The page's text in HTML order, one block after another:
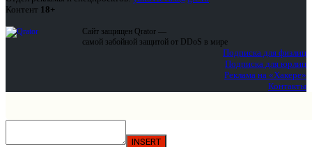
Контент 18+
Сайт защищен Qrator —
самой забойной защитой от DDoS в мире
Подписка для физлиц
Подписка для юрлиц
Реклама на «Хакере»
Контакты
INSERT